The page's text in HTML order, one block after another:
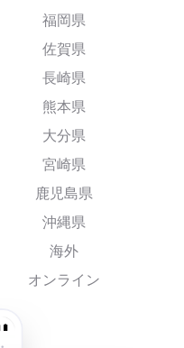
福岡県
佐賀県
長崎県
熊本県
大分県
宮崎県
鹿児島県
沖縄県
海外
オンライン